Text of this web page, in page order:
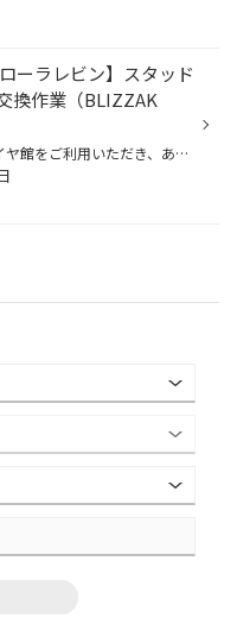
ローラレビン】スタッド
換作業（BLIZZAK
日頃より、タイヤ館をご利用いただき、ありがとうございます。 さて、当店と同じチェーン店の近隣タイヤ館店舗で作業いたしましたタイヤ交換をご紹介します。 （WEB掲載をご快諾いただきましたお客様！大変感謝しております。 いつもご愛顧いただき誠にありがとうございます！！） おクルマ：トヨタ...